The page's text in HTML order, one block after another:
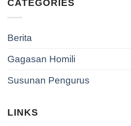
CATEGORIES
Berita
Gagasan Homili
Susunan Pengurus
LINKS